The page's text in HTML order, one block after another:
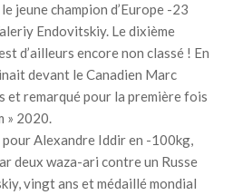
jeune champion d’Europe -23
Endovitskiy. Le dixième
d’ailleurs encore non classé ! En
devant le Canadien Marc
et remarqué pour la première fois
» 2020.
pour Alexandre Iddir en -100kg,
deux waza-ari contre un Russe
vingt ans et médaillé mondial